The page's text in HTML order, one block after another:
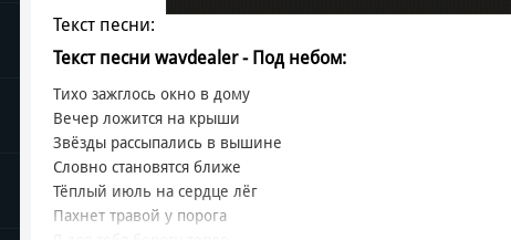
Текст песни:
Текст песни wavdealer - Под небом:
Тихо зажглось окно в дому
Вечер ложится на крыши
Звёзды рассыпались в вышине
Словно становятся ближе
Тёплый июль на сердце лёг
Пахнет травой у порога